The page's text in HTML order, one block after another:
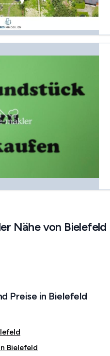
Nähe von Bielefeld
Preise in Bielefeld
Bielefeld